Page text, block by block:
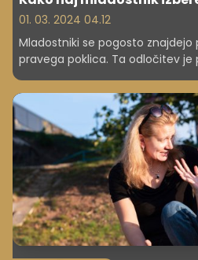
01. 03. 2024 04.12
Mladostniki se pogosto znajdejo
pravega poklica. Ta odločitev je
Preverite nekaj ključnih
pomagali pri izbiri pravega